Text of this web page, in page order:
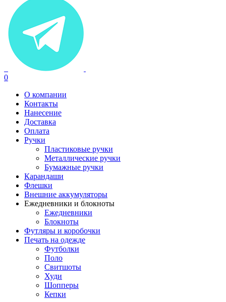
0
О компании
Контакты
Нанесение
Доставка
Оплата
Ручки
Пластиковые ручки
Металлические ручки
Бумажные ручки
Карандаши
Флешки
Внешние аккумуляторы
Ежедневники и блокноты
Ежедневники
Блокноты
Футляры и коробочки
Печать на одежде
Футболки
Поло
Свитшоты
Худи
Шопперы
Кепки